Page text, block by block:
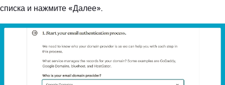
списка и нажмите «Далее».